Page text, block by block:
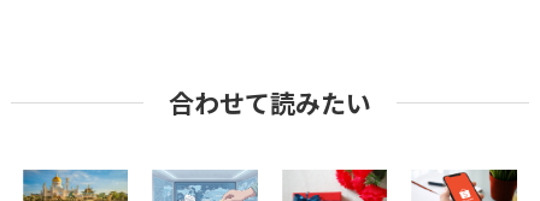
合わせて読みたい